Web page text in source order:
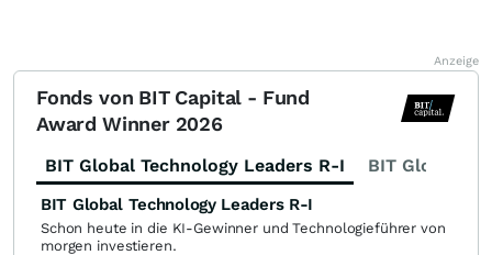
Anzeige
Fonds von BIT Capital - Fund
Award Winner 2026
BIT Global Technology Leaders R-I BIT Global
BIT Global Technology Leaders R-I
Schon heute in die KI-Gewinner und Technologieführer von
morgen investieren.